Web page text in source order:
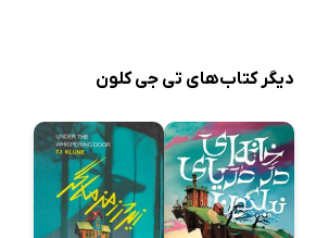
دیگر کتاب‌های تی جی کلون